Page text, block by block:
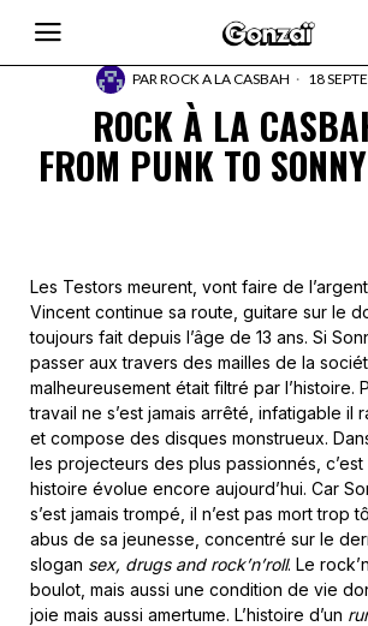
PARROCK A LA CASBAH 18
ROCK À LA
FROM PUNK TO
Les Testors meurent, vont faire de
Vincent continue sa route, guitare sur le
toujours fait depuis l’âge de 13 ans. Si
passer aux travers des mailles de la
malheureusement était filtré par l’histoire.
travail ne s’est jamais arrêté, infatigable il
et compose des disques monstrueux.
les projecteurs des plus passionnés, c’est
histoire évolue encore aujourd’hui. Car
s’est jamais trompé, il n’est pas mort trop
abus de sa jeunesse, concentré sur le
slogan sex, drugs and rock’n’roll. Le
boulot, mais aussi une condition de vie
joie mais aussi amertume. L’histoire d’un